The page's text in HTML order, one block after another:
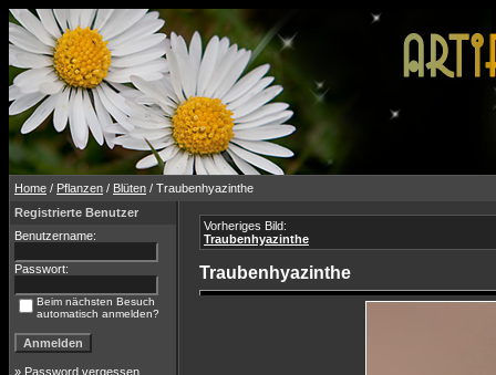
Home / Pflanzen / Blüten / Traubenhyazinthe
Registrierte Benutzer
Benutzername:
Passwort:
Beim nächsten Besuch
automatisch anmelden?
» Password vergessen
Vorheriges Bild:
Traubenhyazinthe
Traubenhyazinthe